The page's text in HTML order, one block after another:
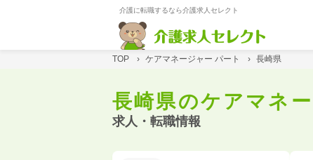
介護に転職するなら介護求人セレクト
TOP › ケアマネージャー パート › 長崎県
長崎県のケアマネ
求人・転職情報